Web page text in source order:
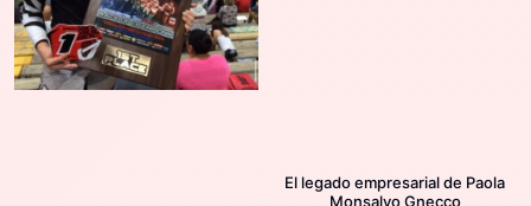
El legado empresarial de Paola
Monsalvo Gnecco